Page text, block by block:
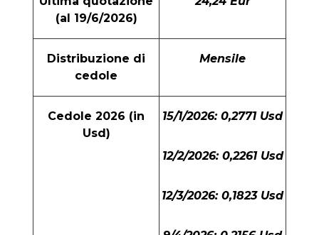
(al 19/6/2026)
Distribuzione di
cedole
Mensile
Cedole 2026 (in
Usd)
15/1/2026: 0,2771 Usd
12/2/2026: 0,2261 Usd
12/3/2026: 0,1823 Usd